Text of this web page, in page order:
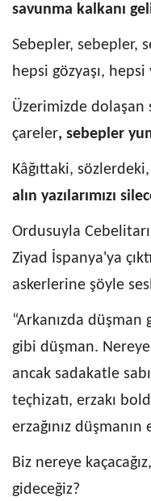
savunma kalkanı
Sebepler, sebepler,
hepsi gözyaşı, hepsi
Üzerimizde dolaşan
çareler, sebepler
Kâğıttaki,
alın yazılarımızı
Ordusuyla
Ziyad İspanya'ya
askerlerine şöyle
“Arkanızda
gibi düşman. Nereye
ancak sadakatle
teçhizatı, erzakı
erzağınız
Biz nereye
gideceğiz?